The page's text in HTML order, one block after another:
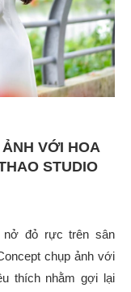
VỚI HOA
STUDIO
đỏ rực trên sân
chụp ảnh với
thích nhằm gợi lại